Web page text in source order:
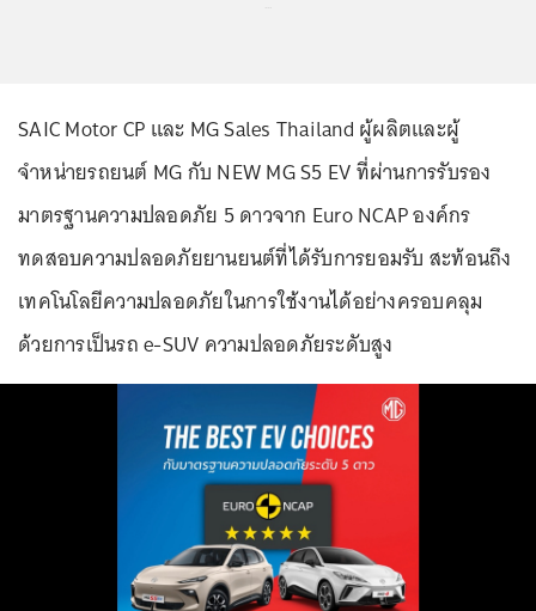
SAIC Motor CP และ MG Sales Thailand ผู้ผลิตและผู้
จำหน่ายรถยนต์ MG กับ NEW MG S5 EV ที่ผ่านการรับรอง
มาตรฐานความปลอดภัย 5 ดาวจาก Euro NCAP องค์กร
ทดสอบความปลอดภัยยานยนต์ที่ได้รับการยอมรับ สะท้อนถึง
เทคโนโลยีความปลอดภัยในการใช้งานได้อย่างครอบคลุม
ด้วยการเป็นรถ e-SUV ความปลอดภัยระดับสูง